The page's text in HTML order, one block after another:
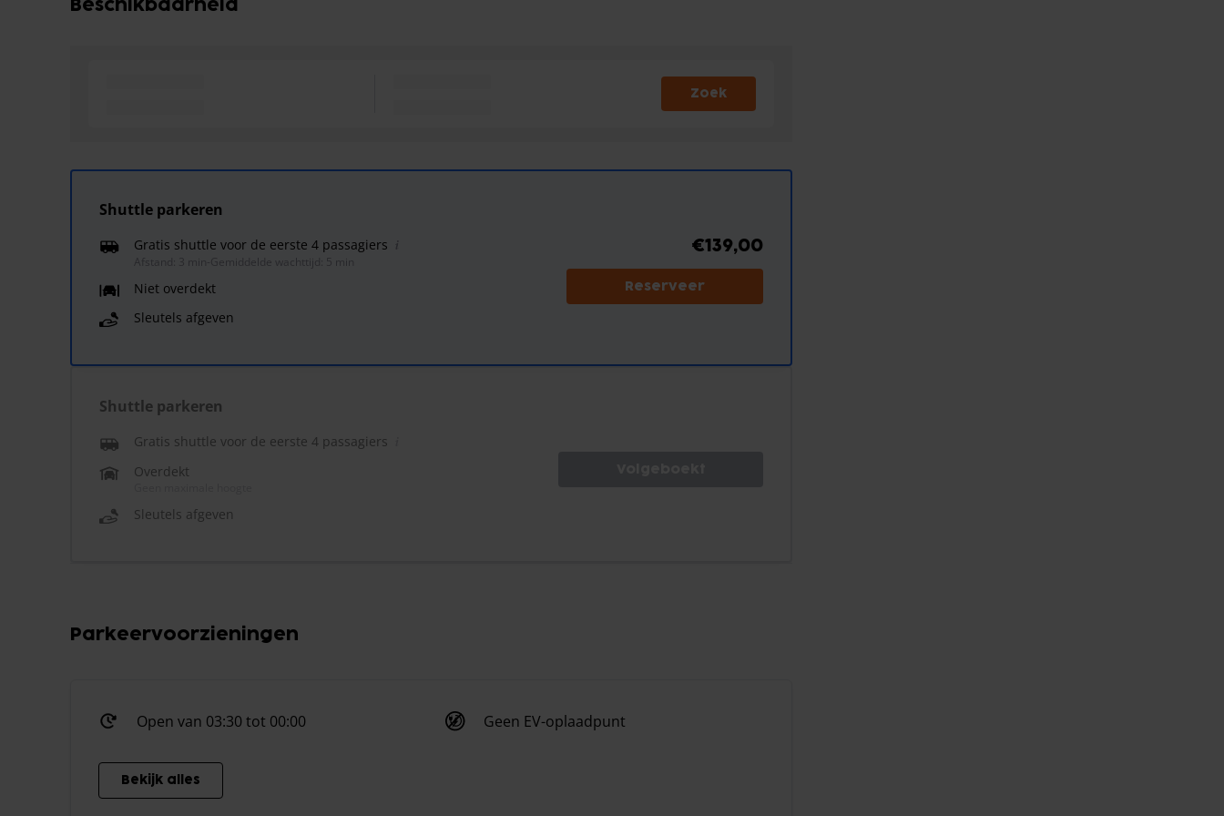
Beschikbaarheid
Zoek
Shuttle parkeren
Gratis shuttle voor de eerste 4 passagiers
Afstand: 3 min Gemiddelde wachttijd: 5 min
Niet overdekt
Sleutels afgeven
€139,00
Reserveer
Shuttle parkeren
Gratis shuttle voor de eerste 4 passagiers
Overdekt
Sleutels afgeven
Parkeervoorzieningen
Open van 03:30 tot 00:00 Geen EV-oplaadpunt
Bekijk alles